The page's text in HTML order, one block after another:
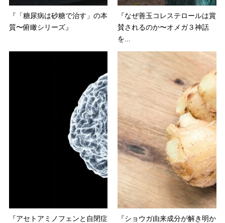
『「糖尿病は砂糖で治す」の本
質〜俯瞰シリーズ』
『なぜ善玉コレステロールは賞
賛されるのか〜オメガ３神話
を...
『アセトアミノフェンと自閉症
『ショウガ由来成分が解き明か